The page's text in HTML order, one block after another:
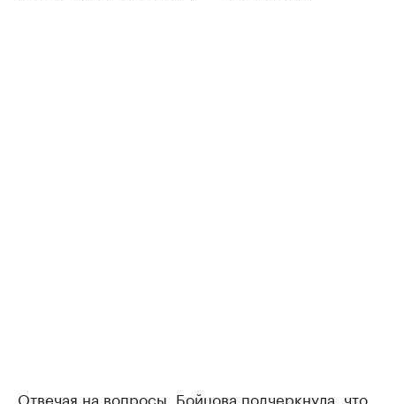
Отвечая на вопросы, Бойцова подчеркнула, что